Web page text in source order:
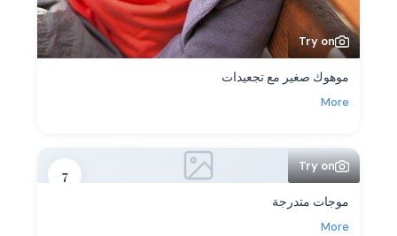
Try on
موهوك صغير مع تجعيدات
More
7
Try on
موجات متدرجة
More